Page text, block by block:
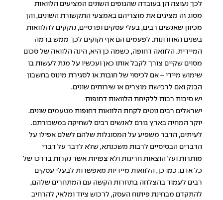
לכך נעוצה הן בעובדה שהגופים השונים המציעים הלוואות
מסוג זה מציגים את מוצריהם באמצעי התקשורת השונים, והן
מכיוון שאנשים רבים, בעלי עסקים ופרטיים, נזקקים להלוואות
בשנים האחרונות. לפעמים הם אף זקוקים לכך ממש ברמה
המיידית. הלוואה דחופה, כשמה כן היא, הינה הלוואה של סכום
מסוים שקיים צורך לקבל אותו כאן ועכשיו על מנת לעשות בו
שימוש מיידי – אם לכיסוי של חובות או לסגירת מינוס בחשבון
הבנק ואם לרכישת מוצרים או שירותים שונים.
יש סיבות רבות ללקיחת הלוואות דחופות
ישראלים רבים נוטים לקחת הלוואות דחופות מטעמים שונים.
יוקר המחיה בארץ גורם לאנשים רבים לשחיקה במשכורתם.
לעיתים, הדבר משפיע על המסוגלות שלהם לשלם אפילו על
הדברים הבסיסיים לרבות משכנתא, שלא לדבר על דברי
מותרות ועל הוצאות חריגות ולא צפויות אשר נקרות בדרכו של
כל אדם. כמו כן, הלוואות מיידיות מאפשרות לבעלי עסקים
רבים לעמוד בהצלחה בתחרות הקשה עם המתחרים שלהם,
להתקדם מבחינת פיתוח העסק, לרכוש ציוד ומלאי, להרחיב